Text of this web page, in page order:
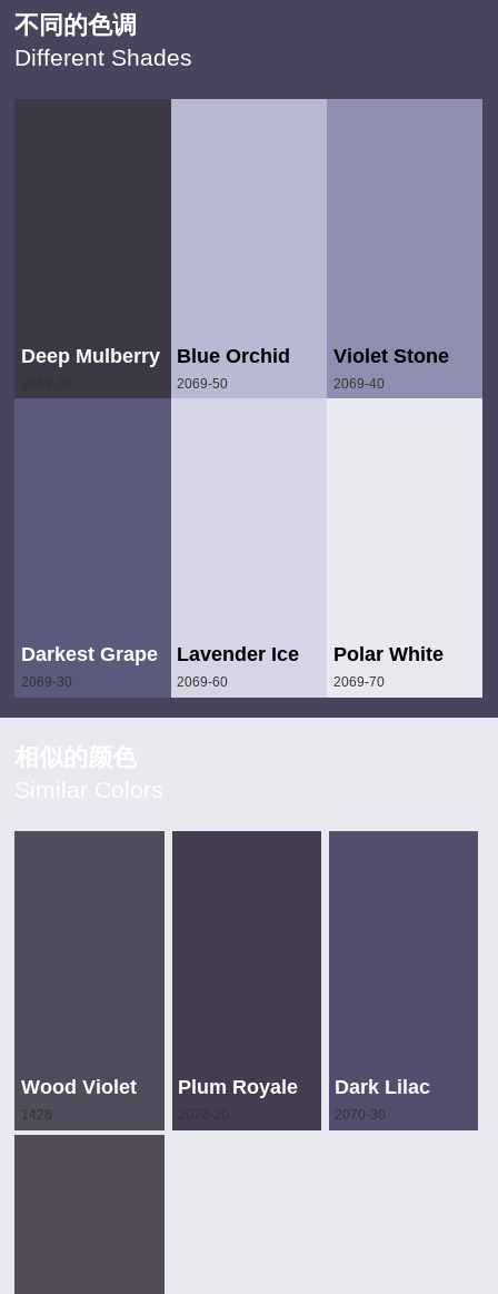
不同的色调
Different Shades
Deep Mulberry Blue Orchid
2069-50
Violet Stone
2069-40
Darkest Grape
2069-30
Lavender Ice
2069-60
Polar White
2069-70
Wood Violet
1428
Plum Royale
2070-20
Dark Lilac
2070-30